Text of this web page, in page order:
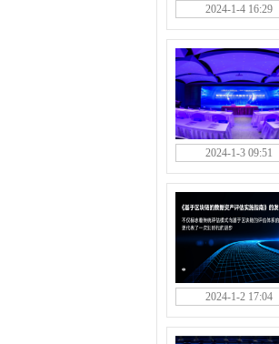
2024-1-4 16:29
2024-1-3 09:51
2024-1-2 17:04